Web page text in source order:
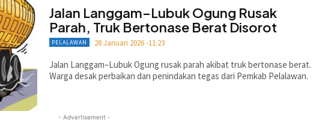
Jalan Langgam–Lubuk Ogung Rusak
Parah, Truk Bertonase Berat Disorot
PELALAWAN 28 Januari 2026 -11:23
Jalan Langgam–Lubuk Ogung rusak parah akibat truk bertonase berat.
Warga desak perbaikan dan penindakan tegas dari Pemkab Pelalawan.
- Advertisement -